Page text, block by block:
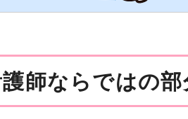
師ならではの部